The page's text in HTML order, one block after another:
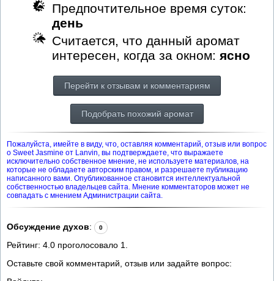
Предпочтительное время суток:
день
Считается, что данный аромат
интересен, когда за окном: ясно
Перейти к отзывам и комментариям
Подобрать похожий аромат
Пожалуйста, имейте в виду, что, оставляя комментарий, отзыв или вопрос
о Sweet Jasmine от Lanvin, вы подтверждаете, что выражаете
исключительно собственное мнение, не используете материалов, на
которые не обладаете авторским правом, и разрешаете публикацию
написанного вами. Опубликованное становится интеллектуальной
собственностью владельцев сайта. Мнение комментаторов может не
совпадать с мнением Администрации сайта.
Обсуждение духов: 0
Рейтинг: 4.0 проголосовало 1
Оставьте свой комментарий, отзыв или задайте вопрос: